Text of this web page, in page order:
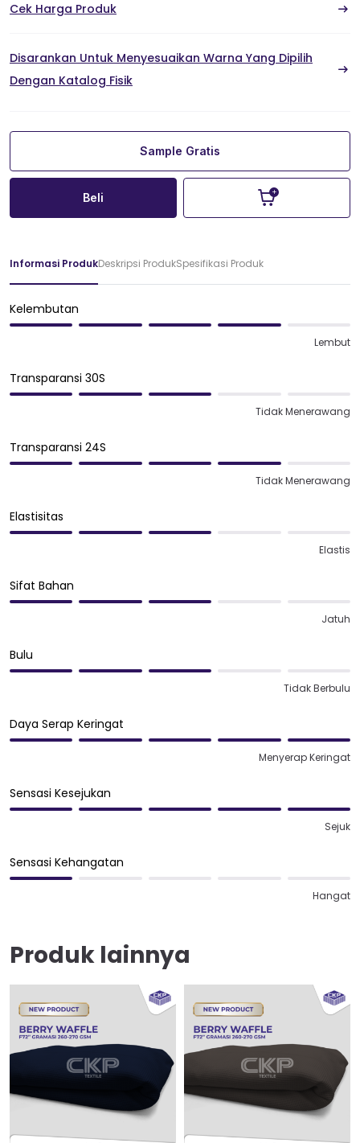
Cek Harga Produk
Disarankan Untuk Menyesuaikan Warna Yang Dipilih
Dengan Katalog Fisik
Sample Gratis
Beli
Informasi ProdukDeskripsi ProdukSpesifikasi Produk
Kelembutan
Lembut
Transparansi 30S
Tidak Menerawang
Transparansi 24S
Tidak Menerawang
Elastisitas
Elastis
Sifat Bahan
Jatuh
Bulu
Tidak Berbulu
Daya Serap Keringat
Menyerap Keringat
Sensasi Kesejukan
Sejuk
Sensasi Kehangatan
Hangat
Produk lainnya